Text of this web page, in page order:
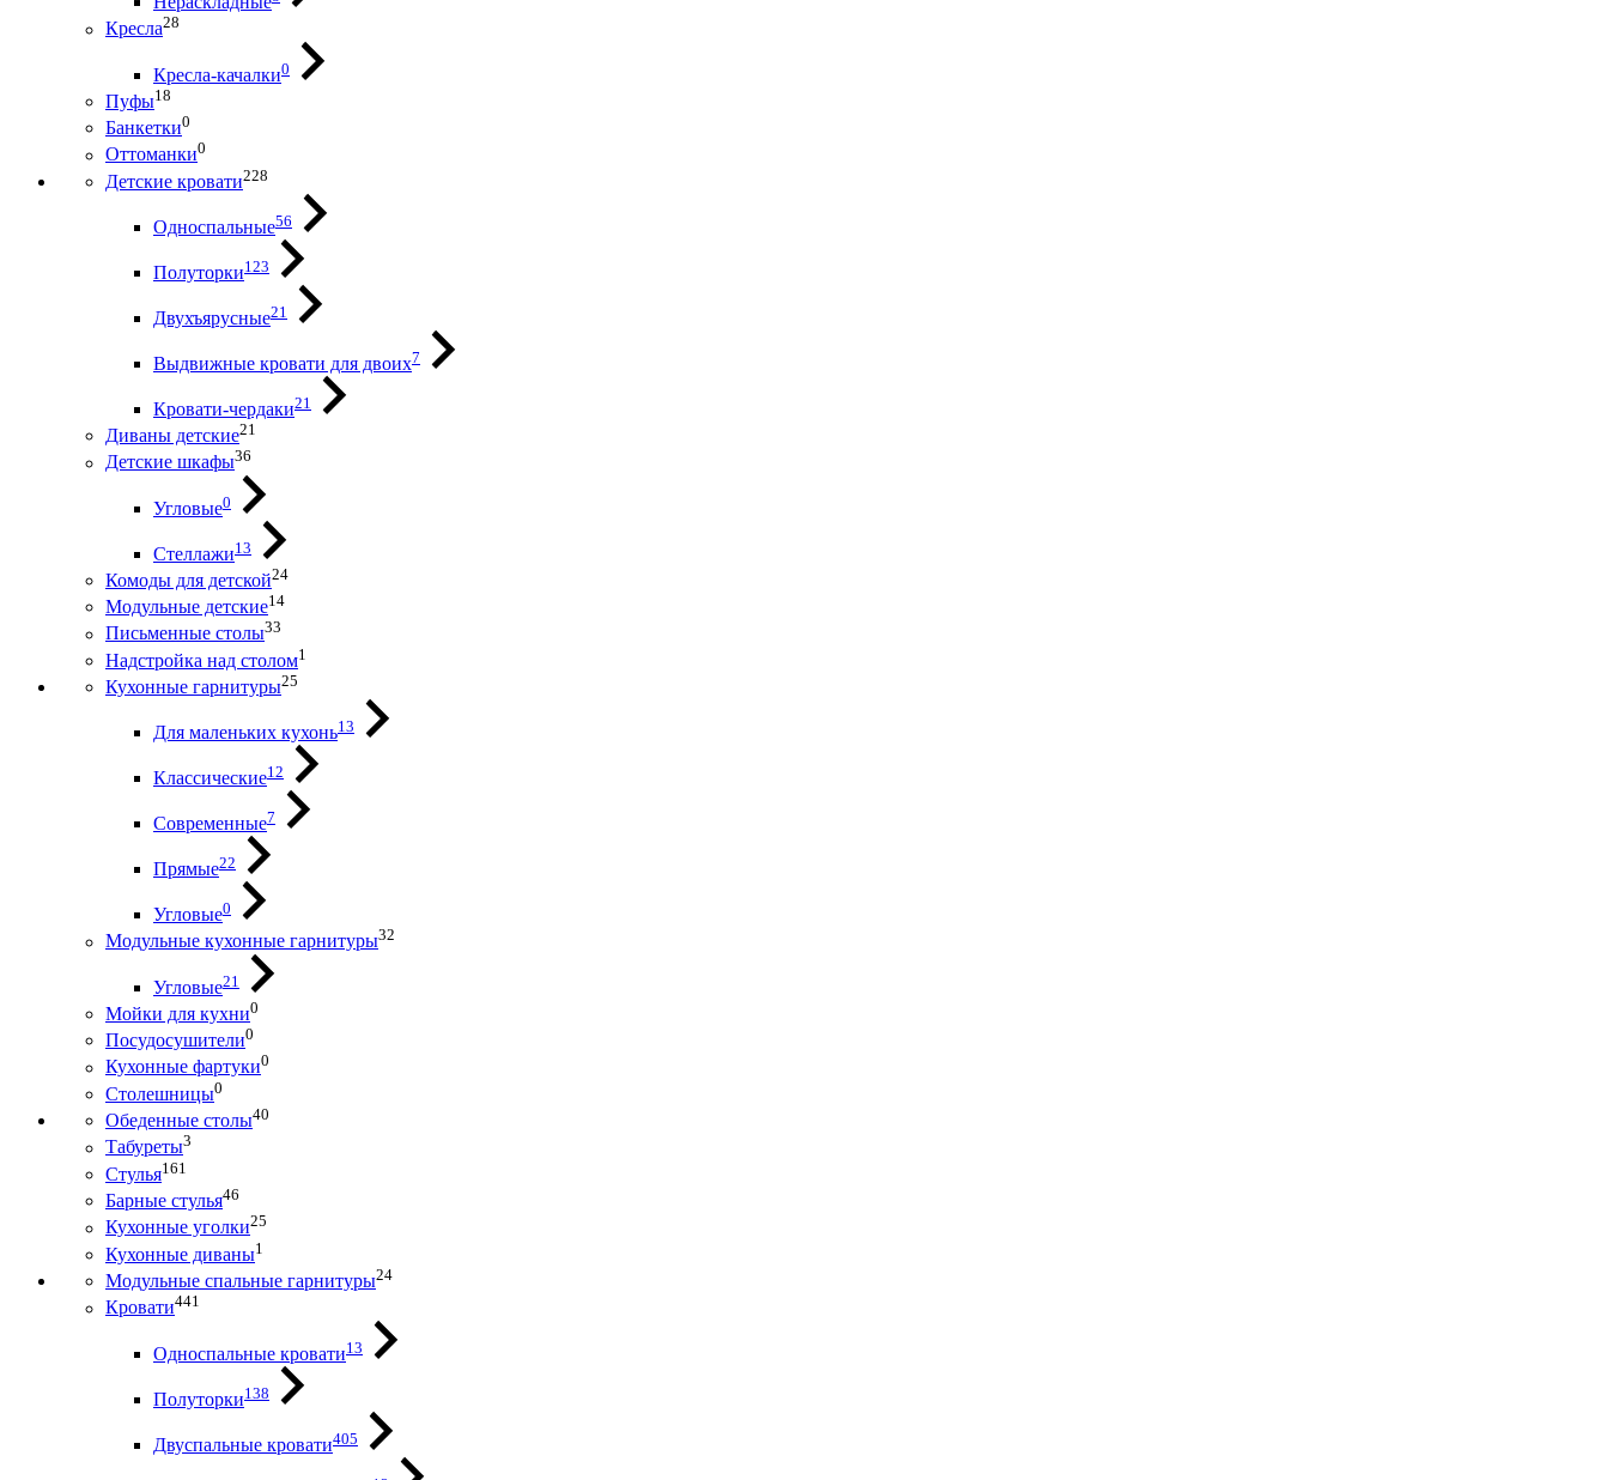
Кресла28
Кресла-качалки0
Пуфы18
Банкетки0
Оттоманки0
Детские кровати228
Односпальные56
Полуторки123
Двухъярусные21
Выдвижные кровати для двоих7
Кровати-чердаки21
Диваны детские21
Детские шкафы36
Угловые0
Стеллажи13
Комоды для детской24
Модульные детские14
Письменные столы33
Надстройка над столом1
Кухонные гарнитуры25
Для маленьких кухонь13
Классические12
Современные7
Прямые22
Угловые0
Модульные кухонные гарнитуры32
Угловые21
Мойки для кухни0
Посудосушители0
Кухонные фартуки0
Столешницы0
Обеденные столы40
Табуреты3
Стулья161
Барные стулья46
Кухонные уголки25
Кухонные диваны1
Модульные спальные гарнитуры24
Кровати441
Односпальные кровати13
Полуторки138
Двуспальные кровати405